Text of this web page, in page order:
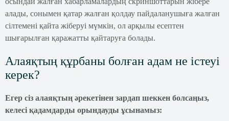
алады, сонымен қатар жалған қолдау пайдаланушыға жалған
сілтемені қайта жіберуі мүмкін, ол арқылы есептен
шығарылған қаражатты қайтаруға болады.
Алаяқтың құрбаны болған адам не істеуі
керек?
Егер сіз алаяқтың әрекетінен зардап шеккен болсаңыз,
келесі қадамдарды орындауды ұсынамыз: